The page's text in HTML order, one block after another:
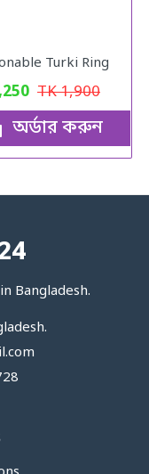
Turki Ring
TK1,900
অর্ডার করুন
Bangladesh.